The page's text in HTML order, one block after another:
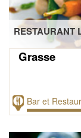
RESTAURANT
Grasse
Bar et